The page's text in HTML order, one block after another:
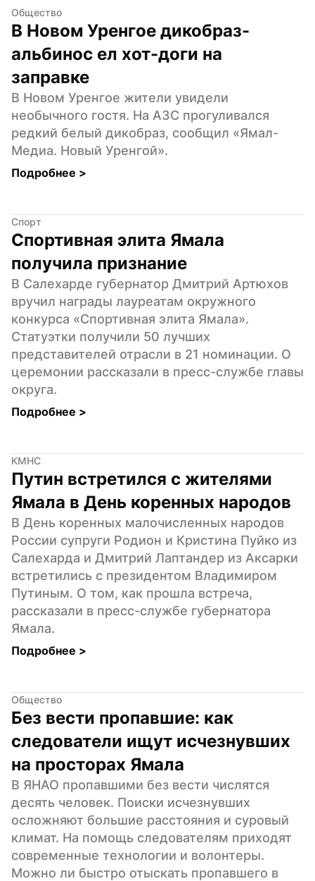
Общество
В Новом Уренгое дикобраз-
альбинос ел хот-доги на
заправке
В Новом Уренгое жители увидели
необычного гостя. На АЗС прогуливался
редкий белый дикобраз, сообщил «Ямал-
Медиа. Новый Уренгой».
Подробнее >
Спорт
Спортивная элита Ямала
получила признание
В Салехарде губернатор Дмитрий Артюхов
вручил награды лауреатам окружного
конкурса «Спортивная элита Ямала».
Статуэтки получили 50 лучших
представителей отрасли в 21 номинации. О
церемонии рассказали в пресс-службе главы
округа.
Подробнее >
КМНС
Путин встретился с жителями
Ямала в День коренных народов
В День коренных малочисленных народов
России супруги Родион и Кристина Пуйко из
Салехарда и Дмитрий Лаптандер из Аксарки
встретились с президентом Владимиром
Путиным. О том, как прошла встреча,
рассказали в пресс-службе губернатора
Ямала.
Подробнее >
Общество
Без вести пропавшие: как
следователи ищут исчезнувших
на просторах Ямала
В ЯНАО пропавшими без вести числятся
десять человек. Поиски исчезнувших
осложняют большие расстояния и суровый
климат. На помощь следователям приходят
современные технологии и волонтеры.
Можно ли быстро отыскать пропавшего в